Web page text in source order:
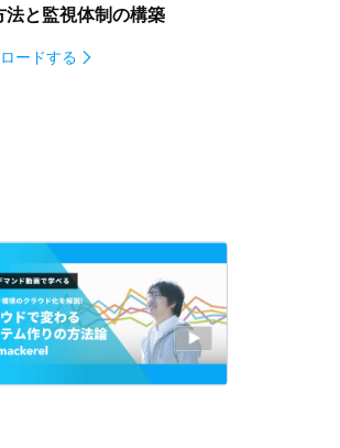
法と監視体制の構築
ードする